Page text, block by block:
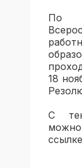
По
18
С